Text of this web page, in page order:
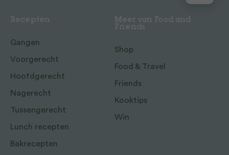
Recepten
Gangen
Voorgerecht
Hoofdgerecht
Nagerecht
Tussengerecht
Lunch recepten
Bakrecepten
Meer van Food and
Friends
Shop
Food & Travel
Friends
Kooktips
Win